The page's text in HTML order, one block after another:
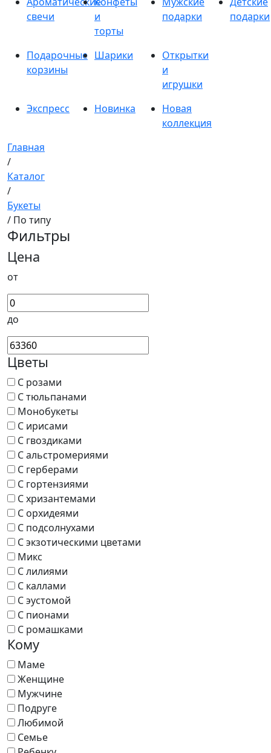
свечи
и
торты
подарки
подарки
Подарочные
корзины
Шарики
Открытки
и
игрушки
Экспресс
Новинка
Новая
коллекция
Главная
/
Каталог
/
Букеты
/ По типу
Фильтры
Цена
от
до
Цветы
С розами
С тюльпанами
Монобукеты
С ирисами
С гвоздиками
С альстромериями
С герберами
С гортензиями
С хризантемами
С орхидеями
С подсолнухами
С экзотическими цветами
Микс
С лилиями
С каллами
С эустомой
С пионами
С ромашками
Кому
Маме
Женщине
Мужчине
Подруге
Любимой
Семье